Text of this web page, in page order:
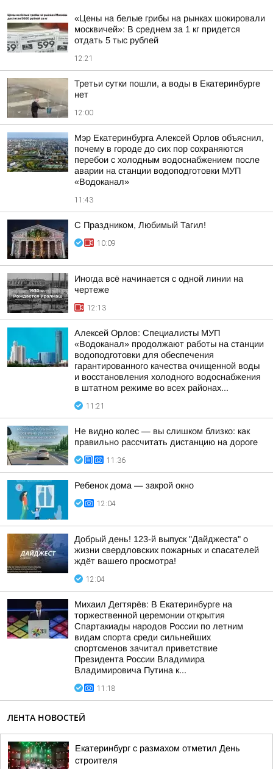
«Цены на белые грибы на рынках шокировали
москвичей»: В среднем за 1 кг придется
отдать 5 тыс рублей
12:21
Третьи сутки пошли, а воды в Екатеринбурге
нет
12:00
Мэр Екатеринбурга Алексей Орлов объяснил,
почему в городе до сих пор сохраняются
перебои с холодным водоснабжением после
аварии на станции водоподготовки МУП
«Водоканал»
11:43
С Праздником, Любимый Тагил!
10:09
Иногда всё начинается с одной линии на
чертеже
12:13
Алексей Орлов: Специалисты МУП
«Водоканал» продолжают работы на станции
водоподготовки для обеспечения
гарантированного качества очищенной воды
и восстановления холодного водоснабжения
в штатном режиме во всех районах...
11:21
Не видно колес — вы слишком близко: как
правильно рассчитать дистанцию на дороге
11:36
Ребенок дома — закрой окно
12:04
Добрый день! 123-й выпуск "Дайджеста" о
жизни свердловских пожарных и спасателей
ждёт вашего просмотра!
12:04
Михаил Дегтярёв: В Екатеринбурге на
торжественной церемонии открытия
Спартакиады народов России по летним
видам спорта среди сильнейших
спортсменов зачитал приветствие
Президента России Владимира
Владимировича Путина к...
11:18
ЛЕНТА НОВОСТЕЙ
Екатеринбург с размахом отметил День
строителя